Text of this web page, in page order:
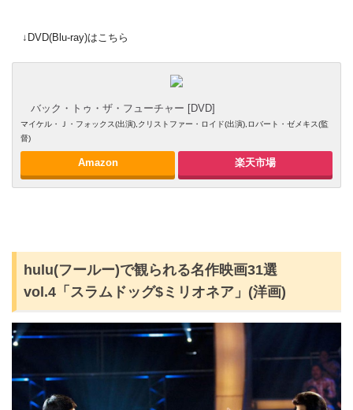
↓DVD(Blu-ray)はこちら
バック・トゥ・ザ・フューチャー [DVD]
マイケル・Ｊ・フォックス(出演),クリストファー・ロイド(出演),ロバート・ゼメキス(監
督)
Amazon 楽天市場
hulu(フールー)で観られる名作映画31選
vol.4「スラムドッグ$ミリオネア」(洋画)